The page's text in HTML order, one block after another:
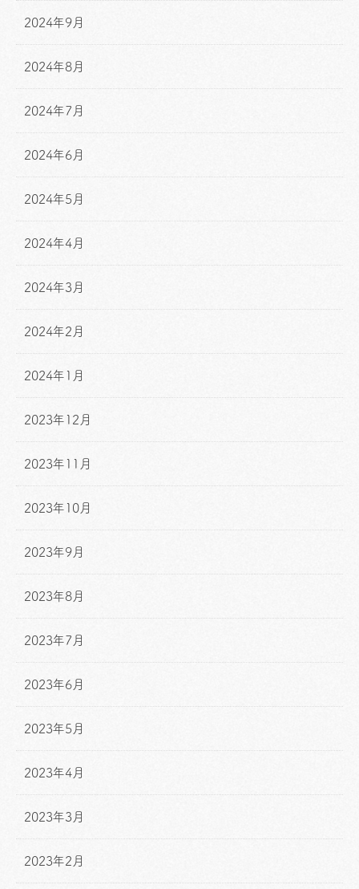
2024年9月
2024年8月
2024年7月
2024年6月
2024年5月
2024年4月
2024年3月
2024年2月
2024年1月
2023年12月
2023年11月
2023年10月
2023年9月
2023年8月
2023年7月
2023年6月
2023年5月
2023年4月
2023年3月
2023年2月